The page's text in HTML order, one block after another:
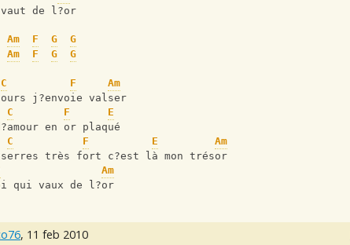
de l?or
Am F G
G
Am F G G
C F
Am
j?envoie valser
C F
E
en or plaqué
C F E
Am
très fort c?est là mon trésor
Am
qui vaux de l?or
, 11 feb 2010